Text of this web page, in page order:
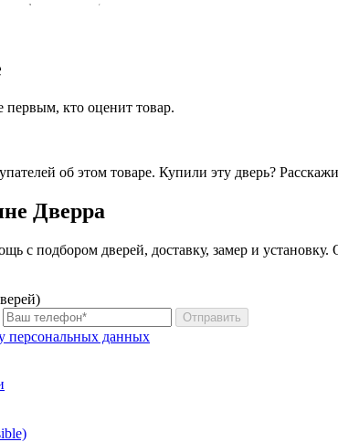
за этаж/на
от входной
за этаж
25 т.р.-35 т.р./
700
Браво
кто оценит товар.
об этом товаре. Купили эту дверь?
Дверра
с подбором дверей, доставку, замер и
Отправить
персональных данных